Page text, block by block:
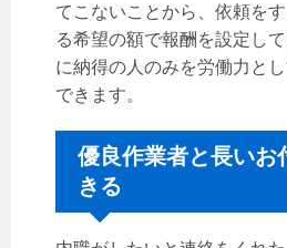
てこないことから、依頼を
る希望の額で報酬を設定し
に納得の人のみを労働力と
できます。
優良作業者と長いお
きる